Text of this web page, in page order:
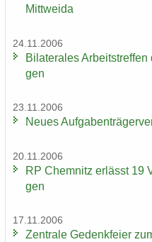
Mitt­wei­da
24.11.2006
Bi­la­te­ra­les
gen
23.11.2006
Neues
20.11.2006
RP Chem­nitz er­lässt 19
gen
17.11.2006
Zen­tra­le Ge­denk­fei­er